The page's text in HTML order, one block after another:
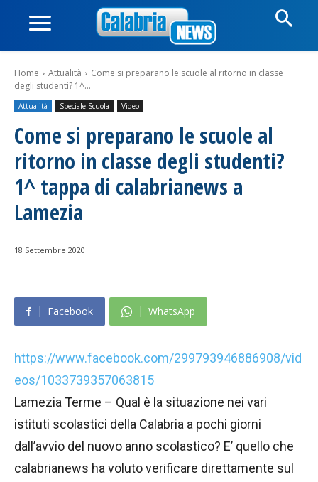
Home Attualità
Come si preparano le scuole al ritorno in classe
degli studenti? 1^...
Attualità Speciale Scuola Video
Come si preparano le scuole al
ritorno in classe degli studenti?
1^ tappa di calabrianews a
Lamezia
18 Settembre 2020
Facebook WhatsApp
https://www.facebook.com/299793946886908/vid
eos/1033739357063815
Lamezia Terme – Qual è la situazione nei vari
istituti scolastici della Calabria a pochi giorni
dall’avvio del nuovo anno scolastico? E’ quello che
calabrianews ha voluto verificare direttamente sul